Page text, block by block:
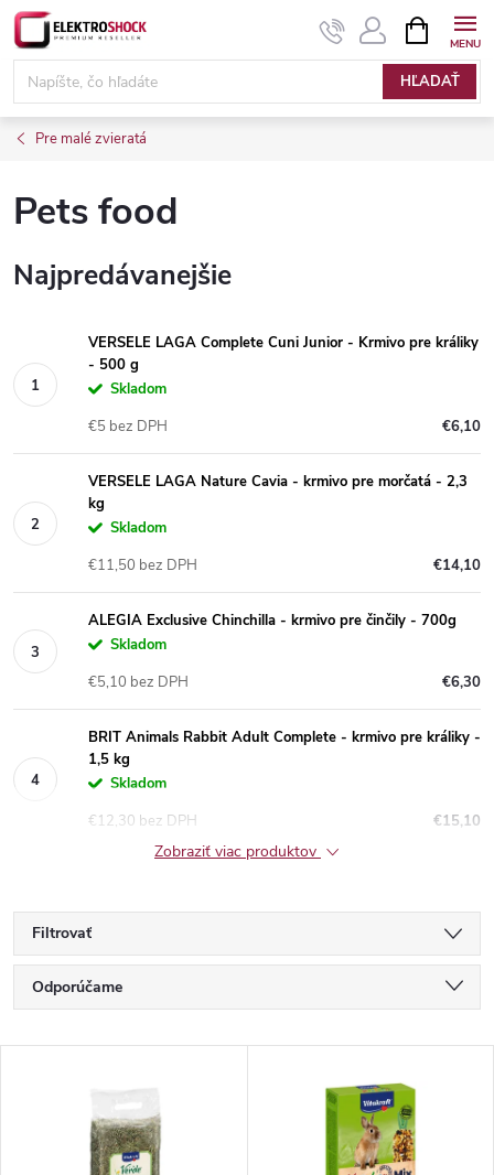
Prejsť
na
obsah
HĽADAŤ
KOŠÍK
Pre malé zvieratá
Pets food
Najpredávanejšie
VERSELE LAGA Complete Cuni Junior - Krmivo pre králiky
- 500 g
Skladom
€6,10
€5 bez DPH
VERSELE LAGA Nature Cavia - krmivo pre morčatá - 2,3
kg
Skladom
€14,10
€11,50 bez DPH
ALEGIA Exclusive Chinchilla - krmivo pre činčily - 700g
Skladom
€6,30
€5,10 bez DPH
BRIT Animals Rabbit Adult Complete - krmivo pre králiky -
1,5 kg
Skladom
€15,10
€12,30 bez DPH
Zobraziť viac produktov
Filtrovať
R
a
Odporúčame
Najpredávanejšie
Abecedne